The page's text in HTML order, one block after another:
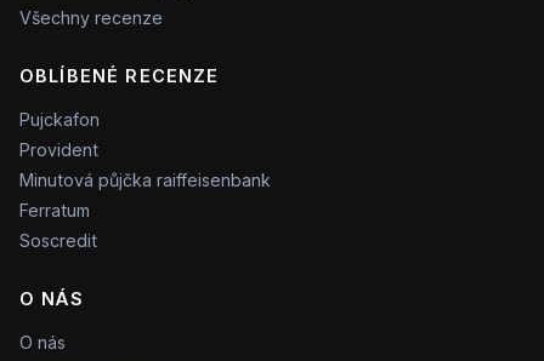
Všechny recenze
OBLÍBENÉ RECENZE
Pujckafon
Provident
Minutová půjčka raiffeisenbank
Ferratum
Soscredit
O NÁS
O nás